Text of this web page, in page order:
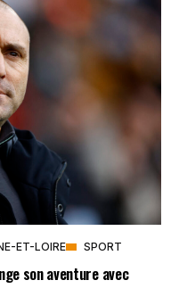
ET-LOIRE SPORT
son aventure avec